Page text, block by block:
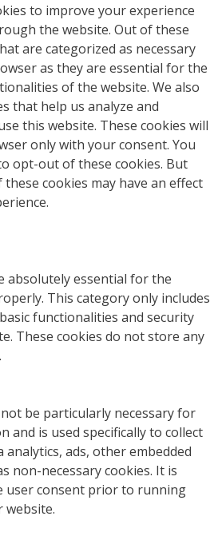
to improve your experience
the website. Out of these
are categorized as necessary
as they are essential for the
of the website. We also
that help us analyze and
this website. These cookies will
only with your consent. You
opt-out of these cookies. But
cookies may have an effect
absolutely essential for the
This category only includes
functionalities and security
These cookies do not store any
be particularly necessary for
and is used specifically to collect
ads, other embedded
non-necessary cookies. It is
user consent prior to running
website.